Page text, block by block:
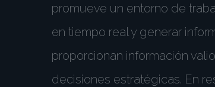
promueve un entorno de
en tiempo real y generar
proporcionan información
decisiones estratégicas. En